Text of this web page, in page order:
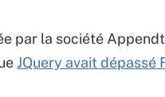
par la société
JQuery avait dépassé